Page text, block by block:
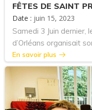
FÊTES DE SAINT
Date : juin 15, 2023
Samedi 3 Juin
d’Orléans organisait
En savoir plus